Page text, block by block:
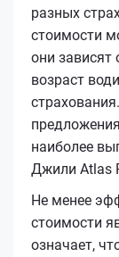
разных
стоимости
они зависят
возраст
наиболее
Джили Atlas
Не менее
стоимости
означает,